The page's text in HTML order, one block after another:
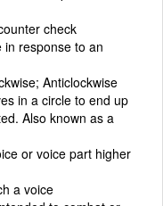
check
in response to an
Anticlockwise
in a circle to end up
Also known as a
or voice part higher
a voice